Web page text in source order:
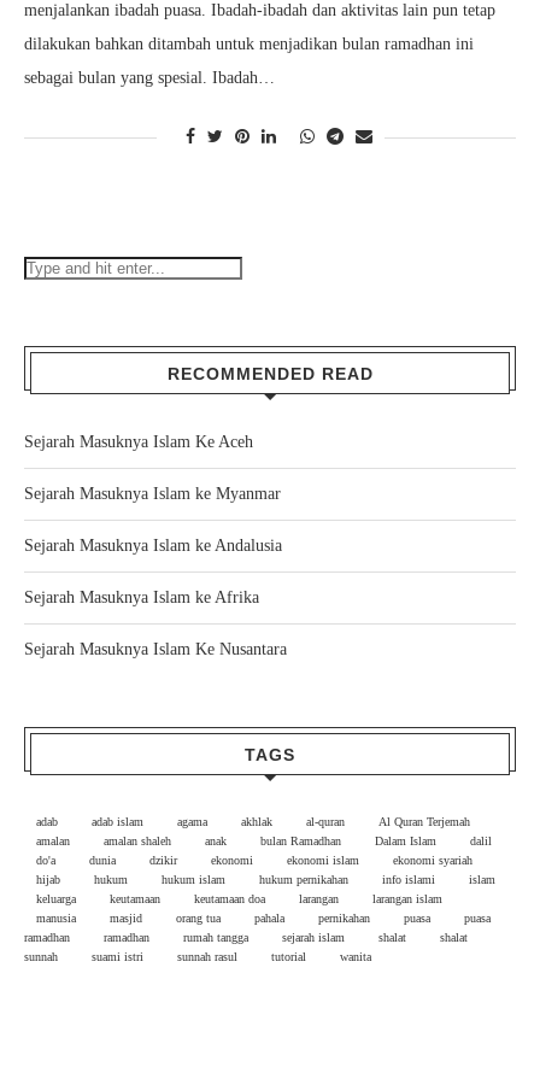
menjalankan ibadah puasa. Ibadah-ibadah dan aktivitas lain pun tetap
dilakukan bahkan ditambah untuk menjadikan bulan ramadhan ini
sebagai bulan yang spesial. Ibadah…
RECOMMENDED READ
Sejarah Masuknya Islam Ke Aceh
Sejarah Masuknya Islam ke Myanmar
Sejarah Masuknya Islam ke Andalusia
Sejarah Masuknya Islam ke Afrika
Sejarah Masuknya Islam Ke Nusantara
TAGS
adab adab islam agama akhlak al-quran
Al Quran Terjemah
amalan
amalan shaleh anak bulan Ramadhan Dalam Islam
dalil
do'a
dunia dzikir ekonomi ekonomi islam
ekonomi syariah
hijab
hukum hukum islam hukum pernikahan info islami
islam
keluarga
keutamaan keutamaan doa larangan
larangan islam
manusia
masjid orang tua pahala pernikahan puasa
puasa
ramadhan
ramadhan rumah tangga sejarah islam shalat
shalat
sunnah
suami istri sunnah rasul tutorial wanita